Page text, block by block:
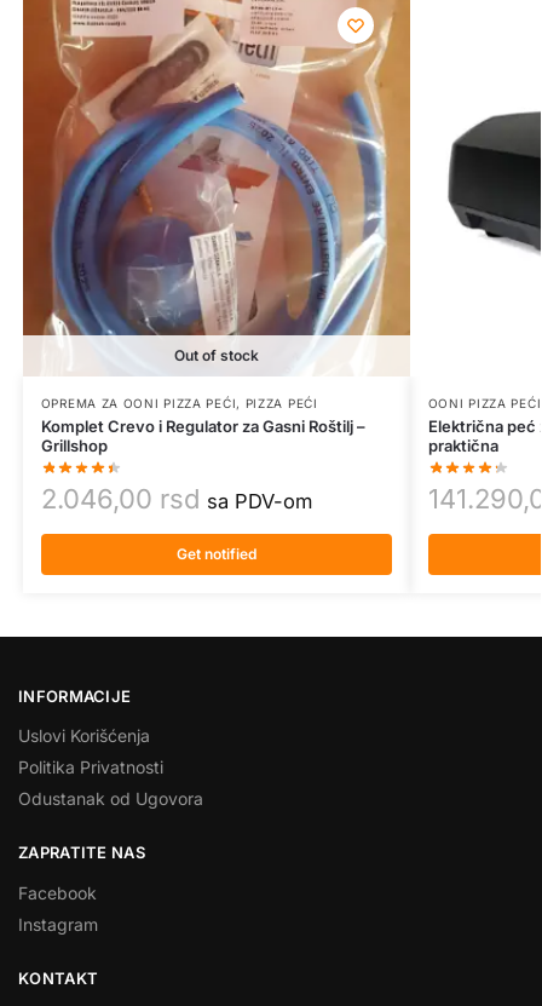
Out of stock
OPREMA ZA OONI PIZZA PEĆI, PIZZA PEĆI
Komplet Crevo i Regulator za Gasni Roštilj –
Grillshop
2.046,00 rsd sa PDV-om
Get notified
OONI PIZZA PEĆI
Električna peć
praktična
INFORMACIJE
Uslovi Korišćenja
Politika Privatnosti
Odustanak od Ugovora
ZAPRATITE NAS
Facebook
Instagram
KONTAKT